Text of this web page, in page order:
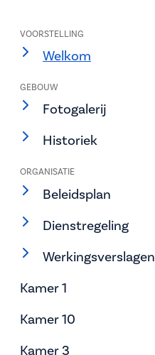
VOORSTELLING
Welkom
GEBOUW
Fotogalerij
Historiek
ORGANISATIE
Beleidsplan
Dienstregeling
Werkingsverslagen
Kamer 1
Kamer 10
Kamer 3